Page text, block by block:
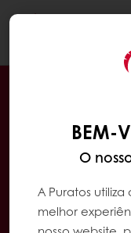
BEM-
O
A Puratos
melhor